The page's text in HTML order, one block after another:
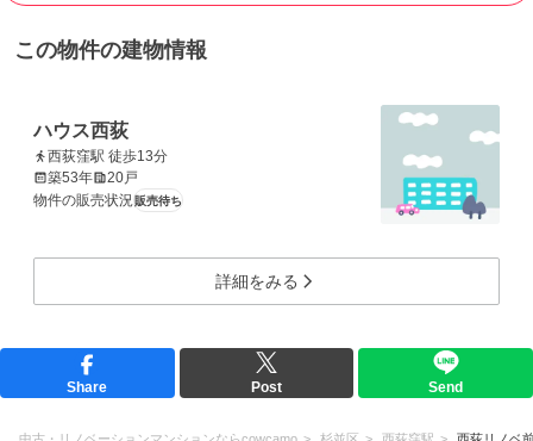
この物件の建物情報
ハウス西荻
西荻窪駅 徒歩13分
築53年
20戸
物件の販売状況販売待ち
詳細をみる
Share Post Send